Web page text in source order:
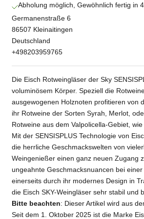
Abholung möglich, Gewöhnlich fertig in
Germanenstraße 6
86507 Kleinaitingen
Deutschland
+498203959765
Die Eisch Rotweingläser der Sky
voluminösem Körper. Speziell die
ausgewogenen Holznoten profitieren von
ihr Rotweine der Sorten Syrah, Merlot,
Rotweine aus dem Valpolicella-Gebiet, wie
Mit der SENSISPLUS Technologie von
die herrliche Geschmackswelten von
Weingenießer einen ganz neuen Zugang
ungeahnte Geschmacksnuancen bei
einerseits durch ihr modernes Design in
die Eisch SKY-Weingläser sehr stabil und
Bitte beachten: Dieser Artikel wird aus
Seit dem 1. Oktober 2025 ist die Marke